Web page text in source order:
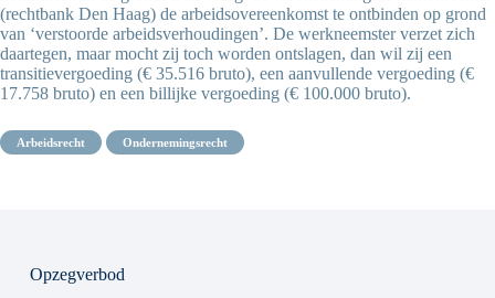
(rechtbank Den Haag) de arbeidsovereenkomst te ontbinden op grond
van ‘verstoorde arbeidsverhoudingen’. De werkneemster verzet zich
daartegen, maar mocht zij toch worden ontslagen, dan wil zij een
transitievergoeding (€ 35.516 bruto), een aanvullende vergoeding (€
17.758 bruto) en een billijke vergoeding (€ 100.000 bruto).
arbeidsrecht ondernemingsrecht
Opzegverbod